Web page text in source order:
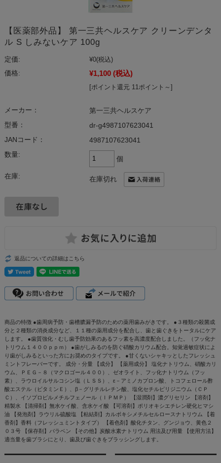
【医薬部外品】 第一三共ヘルスケア クリーンデンタ
ル S しみないケア 100g
定価: ¥0(税込)
価格:
¥1,100 (税込)
[ポイント還元 11ポイント～]
メーカー：
第一三共ヘルスケア
型番：
dr-g4987107623041
JANコード：
4987107623041
数量:
個
在庫: 在庫切れ
返品についての詳細はこちら
商品の特徴 ●歯周病予防・歯槽膿漏予防のための薬用歯みがきです。 ●３種類の殺菌成
分と２種類の消炎成分など、１１種の薬用成分を配合し、歯と歯ぐきをトータルにケア
します。 ●歯質強化・むし歯予防効果のあるフッ素を高濃度配合しました。（フッ化ナ
トリウム１４００ｐｐｍ） ●歯がしみるのを防ぐ硝酸カリウム配合。知覚過敏症状によ
り歯がしみるといった方にお奨めのタイプです。 ●甘くないシャキッとしたフレッシュ
ミントフレーバーです。 成分・分量 【成分】 【薬用成分】 塩化ナトリウム、硝酸カリ
ウム、ＰＥＧ－８（マクロゴール４００）、ゼオライト、フッ化ナトリウム（フッ
素）、ラウロイルサルコシン塩（ＬＳＳ）、ε－アミノカプロン酸、トコフェロール酢
酸エステル（ビタミンＥ）、β－グリチルレチン酸、塩化セチルピリジニウム（ＣＰ
Ｃ）、イソプロピルメチルフェノール（ＩＰＭＰ） 【湿潤剤】濃グリセリン 【溶剤】
精製水 【清掃剤】無水ケイ酸、含水ケイ酸 【可溶剤】ポリオキシエチレン硬化ヒマシ
油 【発泡剤】ラウリル硫酸塩 【粘結剤】カルボキシメチルセルロースナトリウム 【着
香剤】香料（フレッシュミントタイプ） 【着色剤】酸化チタン、グンジョウ、黄色２
０３号 【保存剤】パラベン 【その他】炭酸水素ナトリウム 用法及び用量 【使用方法】
適当量を歯ブラシにとり、歯及び歯ぐきをブラッシングします。